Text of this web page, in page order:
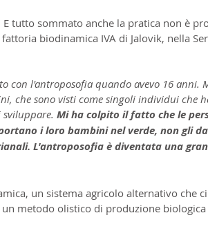
tutto sommato anche la pratica non è
biodinamica IVA di Jalovik, nella
con l'antroposofia quando avevo 16 anni.
che sono visti come singoli individui che
Mi ha colpito il fatto che le
i loro bambini nel verde, non gli
L'antroposofia è diventata una
un sistema agricolo alternativo che
metodo olistico di produzione